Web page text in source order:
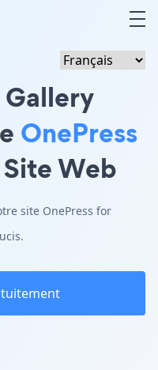
Gallery
OnePress
Site Web
site OnePress for